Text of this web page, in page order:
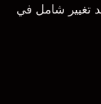
تغيير شامل في